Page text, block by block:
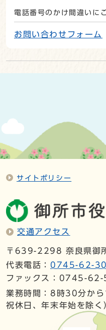
電話番号のかけ間違いに
お問い合わせフォーム
サイトポリシー
交通アクセス
〒639-2298 奈良県御
代表電話： 0745-62-
ファックス：0745-
業務時間：8時30分か
祝休日、年末年始を除く